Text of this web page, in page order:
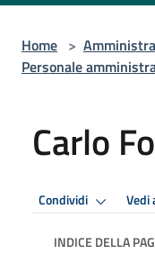
Home >
Personale
Carlo
Condividi Vedi
INDICE DELLA